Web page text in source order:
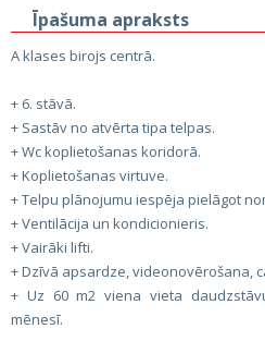
Īpašuma apraksts
A klases birojs centrā.
+ 6. stāvā.
+ Sastāv no atvērta tipa telpas.
+ Wc koplietošanas koridorā.
+ Koplietošanas virtuve.
+ Telpu plānojumu iespēja pielāgot
+ Ventilācija un kondicionieris.
+ Vairāki lifti.
+ Dzīvā apsardze, videonovērošana,
+ Uz 60 m2 viena vieta
mēnesī.